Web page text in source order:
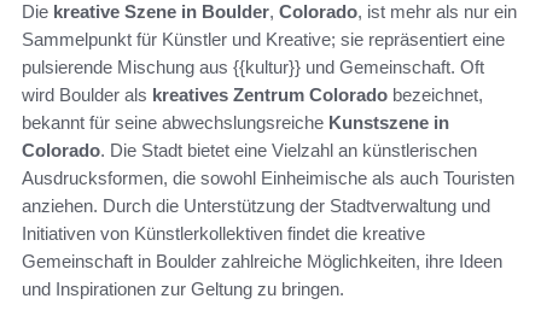
Die kreative Szene in Boulder, Colorado, ist mehr als nur ein
Sammelpunkt für Künstler und Kreative; sie repräsentiert eine
pulsierende Mischung aus {{kultur}} und Gemeinschaft. Oft
wird Boulder als kreatives Zentrum Colorado bezeichnet,
bekannt für seine abwechslungsreiche Kunstszene in
Colorado. Die Stadt bietet eine Vielzahl an künstlerischen
Ausdrucksformen, die sowohl Einheimische als auch Touristen
anziehen. Durch die Unterstützung der Stadtverwaltung und
Initiativen von Künstlerkollektiven findet die kreative
Gemeinschaft in Boulder zahlreiche Möglichkeiten, ihre Ideen
und Inspirationen zur Geltung zu bringen.